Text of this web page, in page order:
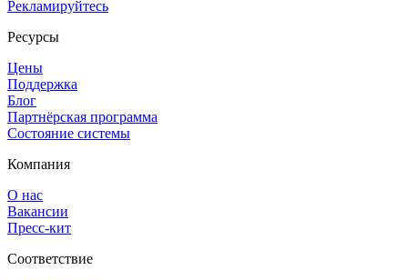
Рекламируйтесь
Ресурсы
Цены
Поддержка
Блог
Партнёрская программа
Состояние системы
Компания
О нас
Вакансии
Пресс-кит
Соответствие